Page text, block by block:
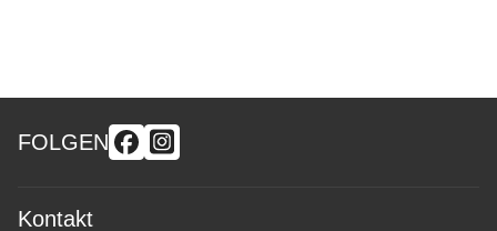
FOLGEN
Kontakt